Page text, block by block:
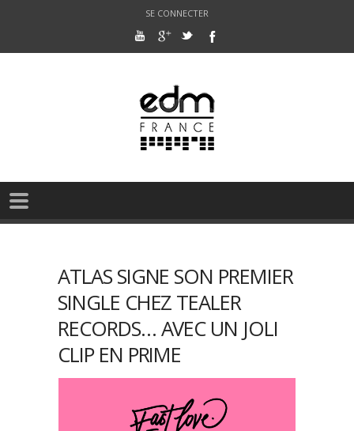
SE CONNECTER
ATLAS SIGNE SON PREMIER
SINGLE CHEZ TEALER
RECORDS… AVEC UN JOLI
CLIP EN PRIME